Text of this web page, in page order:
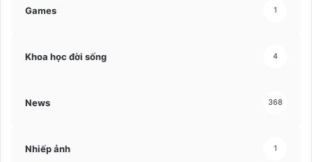
Games 1
Khoa học đời sống 4
News 368
Nhiếp ảnh 1